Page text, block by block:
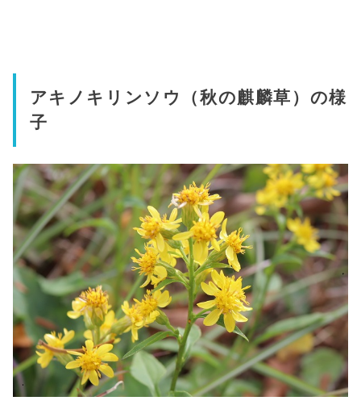
アキノキリンソウ（秋の麒麟草）の様
子